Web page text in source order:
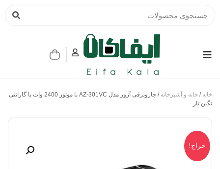
خانه / خانه و آشپزخانه
/ جاروبرقی آزور مدل AZ-301VC با موتور 2400 وات با گارانتی
نگین تار
حراج!